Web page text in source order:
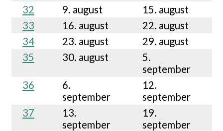
32
9. august
15. august
33
16. august
22. august
34
23. august
29. august
35
30. august
5.
september
36
6.
september
12.
september
37
13.
september
19.
september